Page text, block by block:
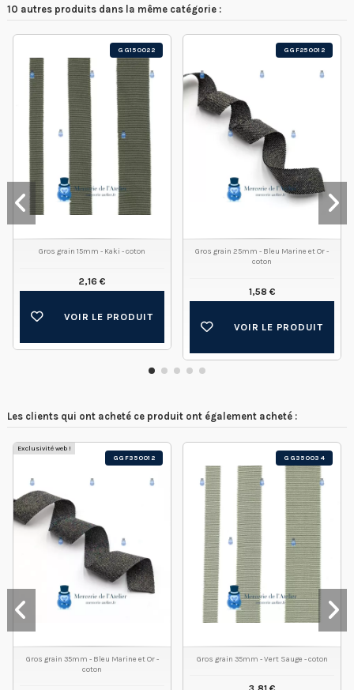
10 autres produits dans la même catégorie :
GG150022
Gros grain 15mm - Kaki - coton
2,16 €
VOIR LE PRODUIT
GGF250012
Gros grain 25mm - Bleu Marine et Or -
coton
1,58 €
VOIR LE PRODUIT
Les clients qui ont acheté ce produit ont également acheté :
GGF350012
Exclusivité web !
Gros grain 35mm - Bleu Marine et Or -
coton
GG350034
Gros grain 35mm - Vert Sauge - coton